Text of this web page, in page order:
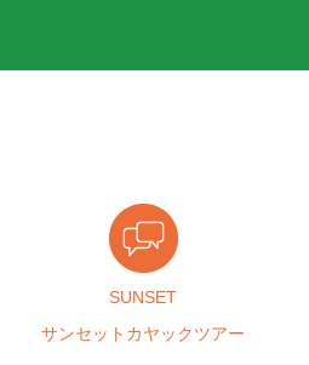
SUNSET
サンセットカヤックツアー